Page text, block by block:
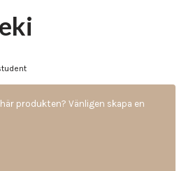
produkten? Vänligen skapa en